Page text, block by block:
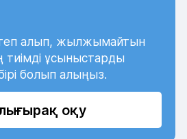
алып, жылжымайтын
тиімді ұсыныстарды
болып алыңыз.
оқу